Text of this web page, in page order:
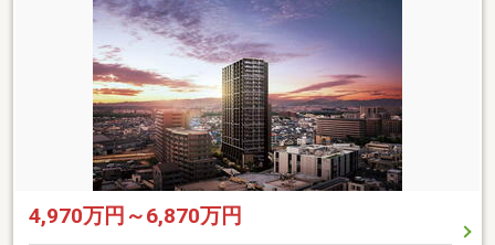
4,970万円～6,870万円